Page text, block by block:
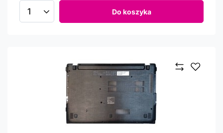
Ilość produktów Do koszyka